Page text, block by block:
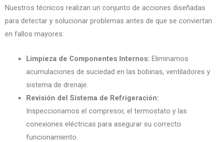
Nuestros técnicos realizan un conjunto de acciones diseñadas
para detectar y solucionar problemas antes de que se conviertan
en fallos mayores:
Limpieza de Componentes Internos: Eliminamos
acumulaciones de suciedad en las bobinas, ventiladores y
sistema de drenaje.
Revisión del Sistema de Refrigeración:
Inspeccionamos el compresor, el termostato y las
conexiones eléctricas para asegurar su correcto
funcionamiento.